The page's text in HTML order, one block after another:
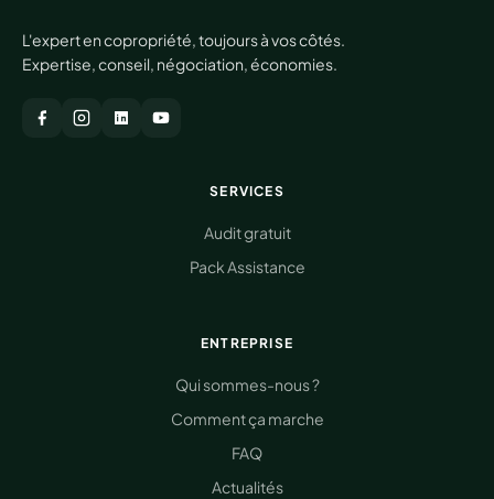
L'expert en copropriété, toujours à vos côtés.
Expertise, conseil, négociation, économies.
SERVICES
Audit gratuit
Pack Assistance
ENTREPRISE
Qui sommes-nous ?
Comment ça marche
FAQ
Actualités